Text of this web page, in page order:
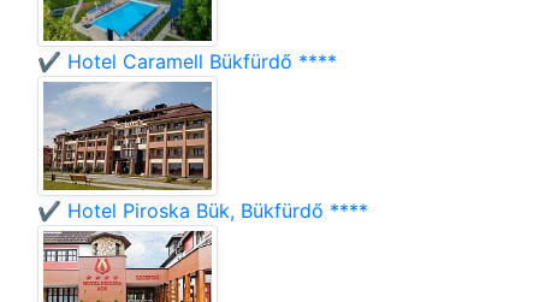
✔️ Hotel Caramell Bükfürdő ****
✔️ Hotel Piroska Bük, Bükfürdő ****